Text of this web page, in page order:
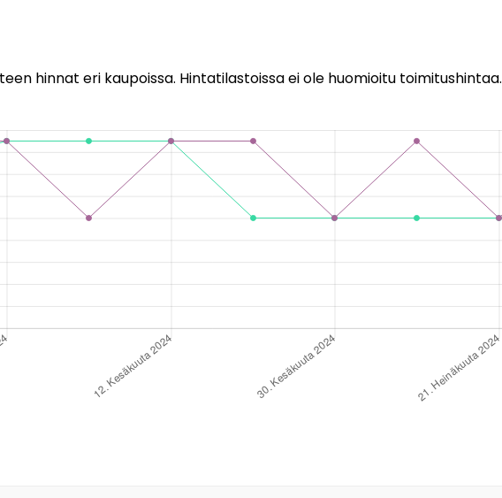
hinnat eri kaupoissa. Hintatilastoissa ei ole huomioitu toimitushintaa.